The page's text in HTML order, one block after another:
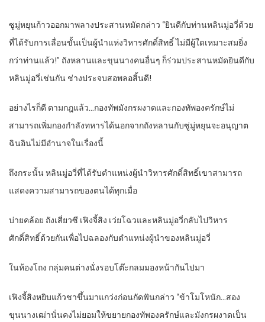
ซูมู่หยุนก้าวออกมาพลางประสานหมัดกล่าว “ยินดีกับท่านหลินมู่อวี่ด้วย
ที่ได้รับการเลื่อนขั้นเป็นผู้นำแห่งวิหารศักดิ์สิทธิ์ ไม่มีผู้ใดเหมาะสมยิ่ง
กว่าท่านแล้ว!” ถังหลานและขุนนางคนอื่นๆ ก็ร่วมประสานหมัดยินดีกับ
หลินมู่อวี่เช่นกัน ช่างประจบสอพลอสิ้นดี!
อย่างไรก็ดี ตามกฎแล้ว…กองทัพมังกรผงาดและกองทัพองครักษ์ไม่
สามารถเพิ่มกองกำลังทหารได้นอกจากถังหลานกับซู่มู่หยุนจะอนุญาต
ฉินอินไม่มีอำนาจในเรื่องนี้
ถึงกระนั้น หลินมู่อวี่ที่ได้รับตำแหน่งผู้นำวิหารศักดิ์สิทธิ์เขาสามารถ
แสดงความสามารถของตนได้ทุกเมื่อ
บ่ายคล้อย ถังเสี่ยวซี เฟิงจี้สิง เว่ยโฉวและหลินมู่อวี่กลับไปวิหาร
ศักดิ์สิทธิ์ด้วยกันเพื่อไปฉลองกับตำแหน่งผู้นำของหลินมู่อวี่
ในห้องโถง กลุ่มคนต่างนั่งรอบโต๊ะกลมมองหน้ากันไปมา
เฟิงจี้สิงหยิบแก้วชาขึ้นมาแกว่งก่อนกัดฟันกล่าว “ข้าโมโหนัก…สอง
ขุนนางเฒ่านั่นคงไม่ยอมให้ขยายกองทัพองครักษ์และมังกรผงาดเป็น